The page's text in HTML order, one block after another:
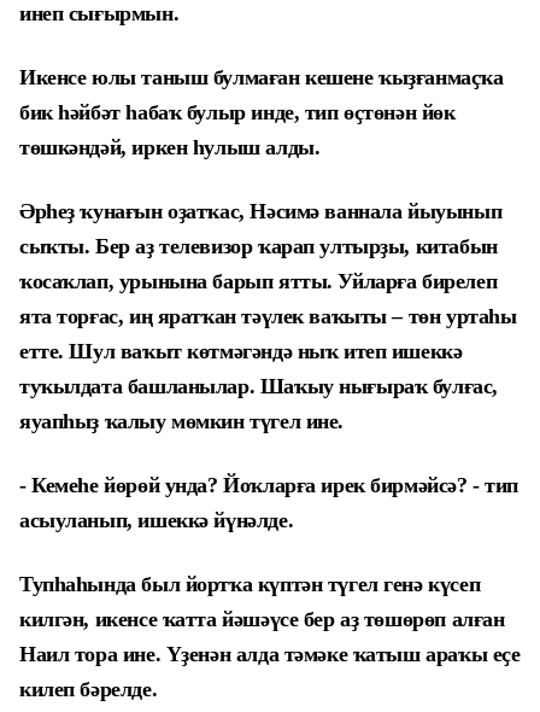
инеп сығырмын.
Икенсе юлы таныш булмаған кешене ҡыҙғанмаҫҡа
бик һәйбәт һабаҡ булыр инде, тип өҫтөнән йөк
төшкәндәй, иркен һулыш алды.
Әрһеҙ ҡунағын оҙатҡас, Нәсимә ваннала йыуынып
сыҡты. Бер аҙ телевизор ҡарап ултырҙы, китабын
ҡосаҡлап, урынына барып ятты. Уйларға бирелеп
ята торғас, иң яратҡан тәүлек ваҡыты – төн уртаһы
етте. Шул ваҡыт көтмәгәндә ныҡ итеп ишеккә
туҡылдата башланылар. Шаҡыу нығыраҡ булғас,
яуапһыҙ ҡалыу мөмкин түгел ине.
- Кемеһе йөрөй унда? Йоҡларға ирек бирмәйсә? - тип
асыуланып, ишеккә йүнәлде.
Тупһаһында был йортҡа күптән түгел генә күсеп
килгән, икенсе ҡатта йәшәүсе бер аҙ төшөрөп алған
Наил тора ине. Үҙенән алда тәмәке ҡатыш араҡы еҫе
килеп бәрелде.